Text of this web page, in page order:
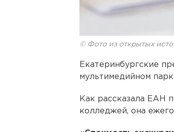
© Фото из открытых
Екатеринбургские
мультимедийном
Как рассказала ЕАН
колледжей, она